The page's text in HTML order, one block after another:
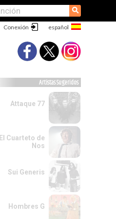
⚲
Conexión
Artistas Sugeridos
Attaque 77
El Cuarteto de
Nos
Sui Generis
Hombres G